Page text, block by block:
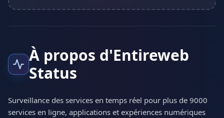
À propos d'Entireweb
Status
Surveillance des services en temps réel pour plus de 9000
services en ligne, applications et expériences numériques